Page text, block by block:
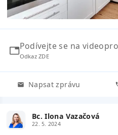
Podívejte se na
Odkaz ZDE
Napsat zprávu
Bc. Ilona Vazačová
22. 5. 2024